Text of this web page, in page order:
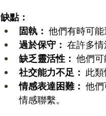
缺點：
固執： 他們有時可
過於保守： 在許多情
缺乏靈活性： 他們
社交能力不足： 此
情感表達困難： 他
情感聯繫。